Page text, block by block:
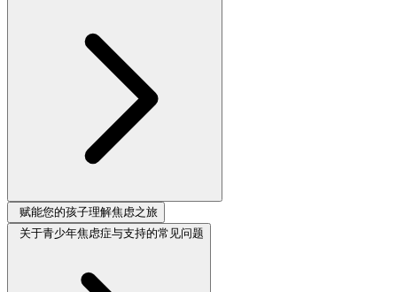
赋能您的孩子理解焦虑之旅
关于青少年焦虑症与支持的常见问题